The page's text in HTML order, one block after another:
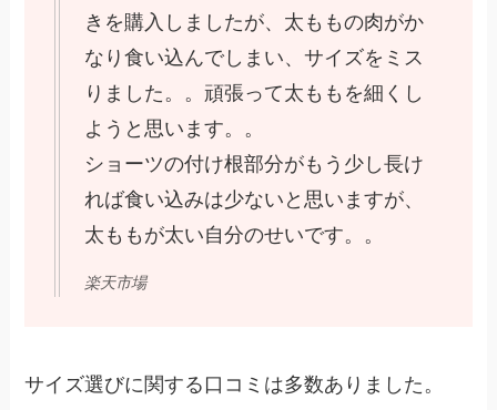
きを購入しましたが、太ももの肉がか
なり食い込んでしまい、サイズをミス
りました。。頑張って太ももを細くし
ようと思います。。
ショーツの付け根部分がもう少し長け
れば食い込みは少ないと思いますが、
太ももが太い自分のせいです。。
楽天市場
サイズ選びに関する口コミは多数ありました。